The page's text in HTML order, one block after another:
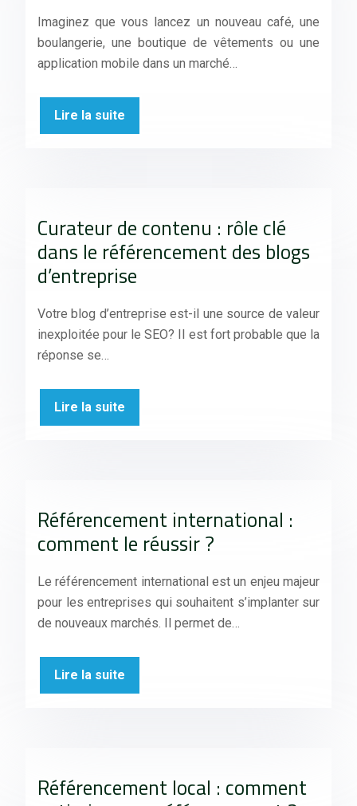
Imaginez que vous lancez un nouveau café, une
boulangerie, une boutique de vêtements ou une
application mobile dans un marché…
Lire la suite
Curateur de contenu : rôle clé
dans le référencement des blogs
d’entreprise
Votre blog d’entreprise est-il une source de valeur
inexploitée pour le SEO? Il est fort probable que la
réponse se…
Lire la suite
Référencement international :
comment le réussir ?
Le référencement international est un enjeu majeur
pour les entreprises qui souhaitent s’implanter sur
de nouveaux marchés. Il permet de…
Lire la suite
Référencement local : comment